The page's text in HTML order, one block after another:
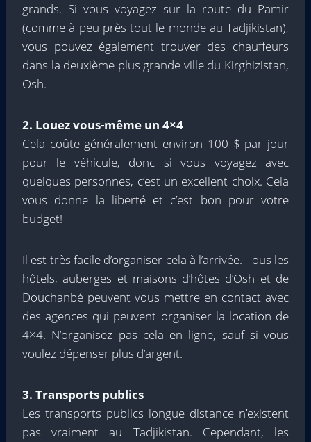
grands. Si vous voyagez sur la route du Pamir
(comme à peu près tout le monde au Tadjikistan),
vous pouvez également trouver des chauffeurs
dans la deuxième plus grande ville du Kirghizistan,
Osh.
2. Louez vous-même un 4×4
Cela coûte généralement environ 100 $ par jour
pour le véhicule, donc si vous voyagez avec
quelques personnes, c’est un excellent choix. Cela
vous donne la liberté et c’est bon pour votre
budget!
Il est très facile d’organiser cela à l’arrivée. Tous les
hôtels, auberges et maisons d’hôtes d’Osh et de
Douchanbé peuvent vous mettre en contact avec
des agences qui peuvent organiser la location de
4×4. N’organisez pas cela en ligne, sauf si vous
voulez dépenser plus d’argent.
3. Transports publics
Les transports publics longue distance n’existent
pas vraiment au Tadjikistan. Cependant, les